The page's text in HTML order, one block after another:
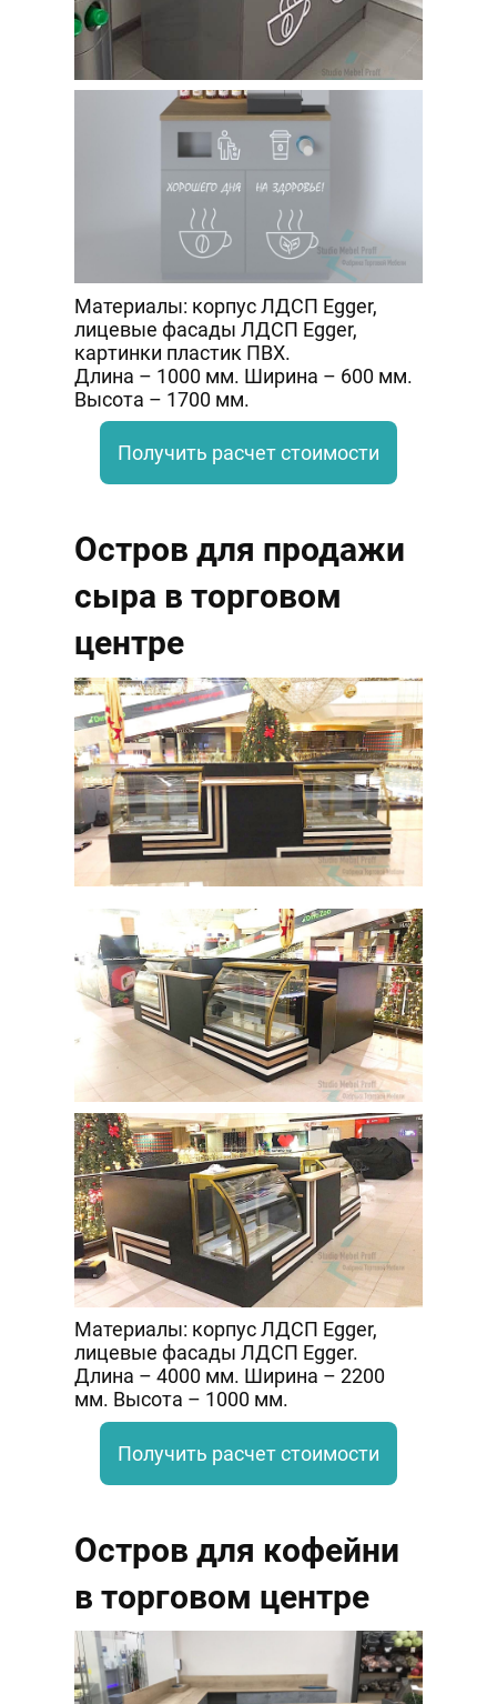
Материалы: корпус ЛДСП Egger,
лицевые фасады ЛДСП Egger,
картинки пластик ПВХ.
Длина – 1000 мм. Ширина – 600 мм.
Высота – 1700 мм.
Получить расчет стоимости
Остров для продажи
сыра в торговом
центре
Материалы: корпус ЛДСП Egger,
лицевые фасады ЛДСП Egger.
Длина – 4000 мм. Ширина – 2200
мм. Высота – 1000 мм.
Получить расчет стоимости
Остров для кофейни
в торговом центре